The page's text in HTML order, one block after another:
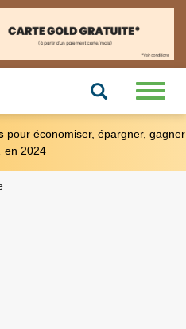
Recherche
pour économiser, épargner, gagner
en 2024